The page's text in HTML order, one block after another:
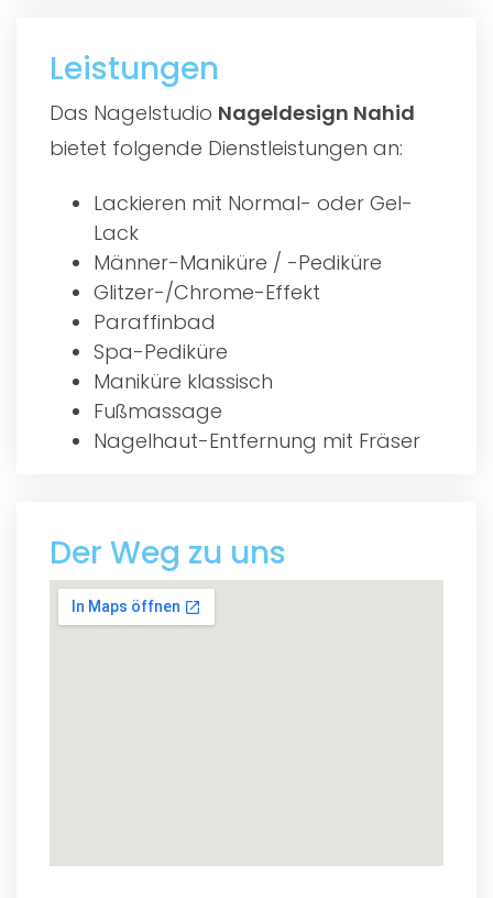
Leistungen
Das Nagelstudio Nageldesign Nahid
bietet folgende Dienstleistungen an:
Lackieren mit Normal- oder Gel-
Lack
Männer-Maniküre / -Pediküre
Glitzer-/Chrome-Effekt
Paraffinbad
Spa-Pediküre
Maniküre klassisch
Fußmassage
Nagelhaut-Entfernung mit Fräser
Der Weg zu uns